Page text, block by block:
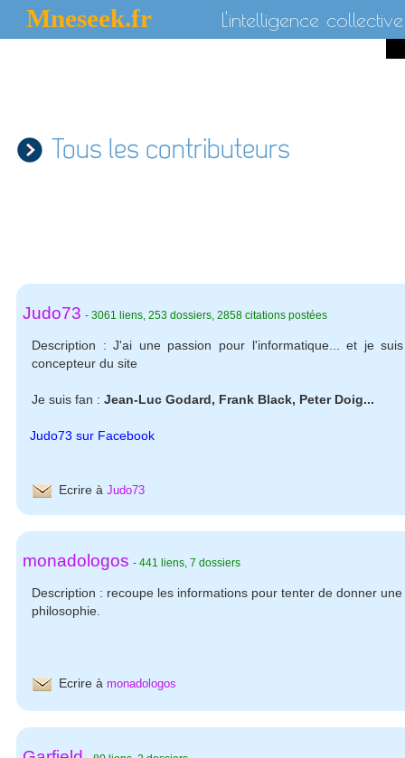
Mneseek.fr L'intelligence collective
Tous les contributeurs
Judo73 - 3061 liens, 253 dossiers, 2858 citations postées
Description :J'ai une passion pour l'informatique... et je
concepteur du site
Je suis fan : Jean-Luc Godard, Frank Black, Peter Doig...
Judo73 sur Facebook
Ecrire à Judo73
monadologos - 441 liens 7 dossiers
Description : recoupe les informations pour tenter de donner
philosophie.
Ecrire à monadologos